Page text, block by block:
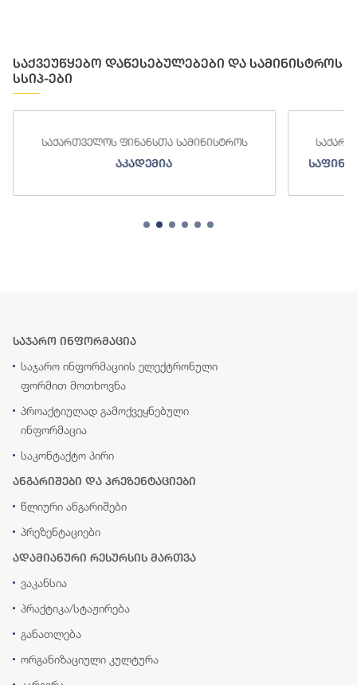
საქვეუწყებო დაწესებულებები და სამინისტროს
სსიპ-ები
საქართველოს ფინანსთა სამინისტროს
აკადემია
საჯარო ინფორმაცია
საჯარო ინფორმაციის ელექტრონული
ფორმით მოთხოვნა
პროაქტიულად გამოქვეყნებული
ინფორმაცია
საკონტაქტო პირი
ანგარიშები და პრეზენტაციები
წლიური ანგარიშები
პრეზენტაციები
ადამიანური რესურსის მართვა
ვაკანსია
პრაქტიკა/სტაჟირება
განათლება
ორგანიზაციული კულტურა